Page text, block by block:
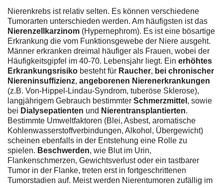
Nierenkrebs ist relativ selten. Es können verschiedene
Tumorarten unterschieden werden. Am häufigsten ist das
Nierenzellkarzinom (Hypernephrom). Es ist eine bösartige
Erkrankung die vom Funktionsgewebe der Niere ausgeht.
Männer erkranken dreimal häufiger als Frauen, wobei der
Häufigkeitsgipfel im 40-70. Lebensjahr liegt. Ein erhöhtes
Erkrankungsrisiko besteht für Raucher, bei chronischer
Niereninsuffizienz, angeborenen Nierenerkrankungen
(z.B. Von-Hippel-Lindau-Syndrom, tuberöse Sklerose),
langjährigem Gebrauch bestimmter Schmerzmittel , sowie
bei Dialysepatienten und Nierentransplantierten.
Bestimmte Umweltfaktoren (Blei, Asbest, aromatische
Kohlenwasserstoffverbindungen, Alkohol, Übergewicht)
scheinen ebenfalls in der Entstehung eine Rolle zu
spielen. Beschwerden, wie Blut im Urin,
Flankenschmerzen, Gewichtsverlust oder ein tastbarer
Tumor in der Flanke, treten erst in fortgeschrittenen
Tumorstadien auf. Meist werden Nierentumoren zufällig im